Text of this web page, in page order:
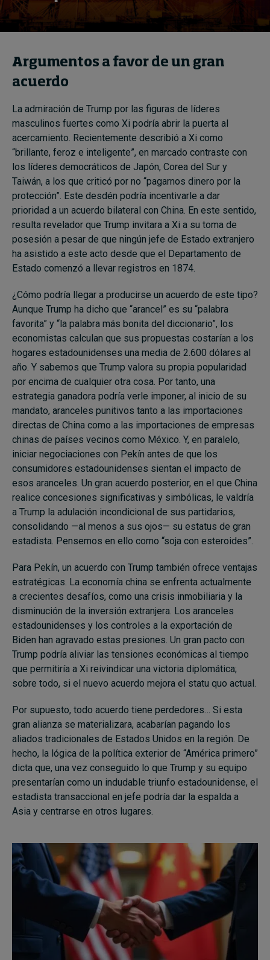
Argumentos a favor de un gran
acuerdo
La admiración de Trump por las figuras de líderes
masculinos fuertes como Xi podría abrir la puerta al
acercamiento. Recientemente describió a Xi como
“brillante, feroz e inteligente”, en marcado contraste con
los líderes democráticos de Japón, Corea del Sur y
Taiwán, a los que criticó por no “pagarnos dinero por la
protección”. Este desdén podría incentivarle a dar
prioridad a un acuerdo bilateral con China. En este sentido,
resulta revelador que Trump invitara a Xi a su toma de
posesión a pesar de que ningún jefe de Estado extranjero
ha asistido a este acto desde que el Departamento de
Estado comenzó a llevar registros en 1874.
¿Cómo podría llegar a producirse un acuerdo de este tipo?
Aunque Trump ha dicho que “arancel” es su “palabra
favorita” y “la palabra más bonita del diccionario”, los
economistas calculan que sus propuestas costarían a los
hogares estadounidenses una media de 2.600 dólares al
año. Y sabemos que Trump valora su propia popularidad
por encima de cualquier otra cosa. Por tanto, una
estrategia ganadora podría verle imponer, al inicio de su
mandato, aranceles punitivos tanto a las importaciones
directas de China como a las importaciones de empresas
chinas de países vecinos como México. Y, en paralelo,
iniciar negociaciones con Pekín antes de que los
consumidores estadounidenses sientan el impacto de
esos aranceles. Un gran acuerdo posterior, en el que China
realice concesiones significativas y simbólicas, le valdría
a Trump la adulación incondicional de sus partidarios,
consolidando —al menos a sus ojos— su estatus de gran
estadista. Pensemos en ello como “soja con esteroides”.
Para Pekín, un acuerdo con Trump también ofrece ventajas
estratégicas. La economía china se enfrenta actualmente
a crecientes desafíos, como una crisis inmobiliaria y la
disminución de la inversión extranjera. Los aranceles
estadounidenses y los controles a la exportación de
Biden han agravado estas presiones. Un gran pacto con
Trump podría aliviar las tensiones económicas al tiempo
que permitiría a Xi reivindicar una victoria diplomática;
sobre todo, si el nuevo acuerdo mejora el statu quo actual.
Por supuesto, todo acuerdo tiene perdedores… Si esta
gran alianza se materializara, acabarían pagando los
aliados tradicionales de Estados Unidos en la región. De
hecho, la lógica de la política exterior de “América primero”
dicta que, una vez conseguido lo que Trump y su equipo
presentarían como un indudable triunfo estadounidense, el
estadista transaccional en jefe podría dar la espalda a
Asia y centrarse en otros lugares.